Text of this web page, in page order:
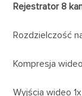
Rejestrator 8
Rozdzielczość
Kompresja
Wyjścia wideo